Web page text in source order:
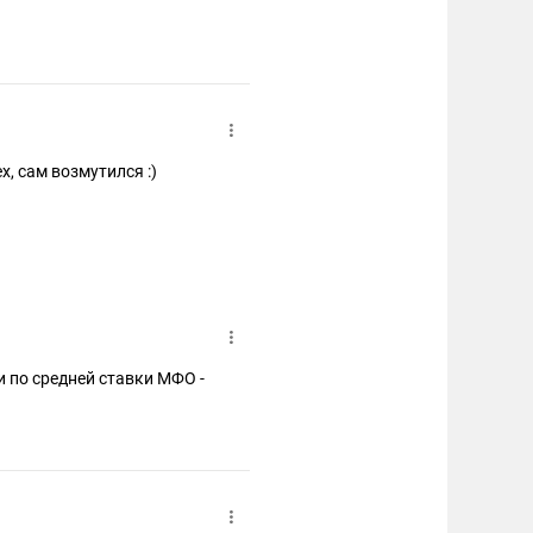
сам возмутился :)
по средней ставки МФО -